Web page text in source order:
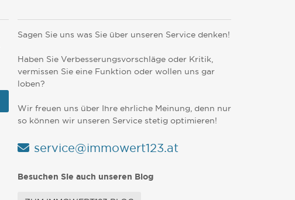
Sagen Sie uns was Sie über unseren Service denken!
Haben Sie Verbesserungsvorschläge oder Kritik,
vermissen Sie eine Funktion oder wollen uns gar
loben?
Wir freuen uns über Ihre ehrliche Meinung, denn nur
so können wir unseren Service stetig optimieren!
service@immowert123.at
Besuchen Sie auch unseren Blog